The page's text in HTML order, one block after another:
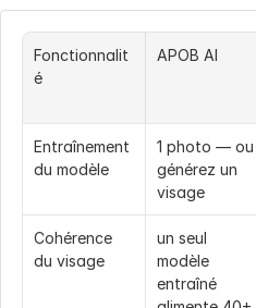
Fonctionnalit
é
APOB AI
Entraînement
du modèle
1 photo — ou
générez un
visage
Cohérence
du visage
un seul
modèle
entraîné